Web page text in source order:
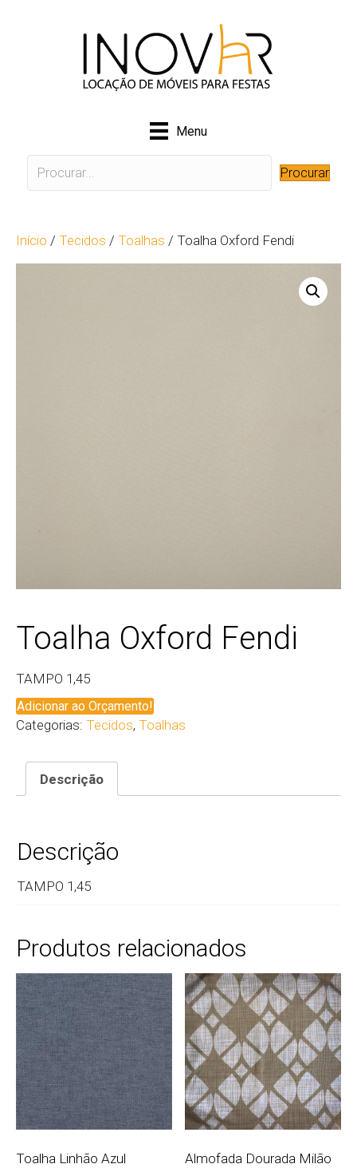
Menu
Procurar
Início / Tecidos / Toalhas / Toalha Oxford Fendi
Toalha Oxford Fendi
TAMPO 1,45
Adicionar ao Orçamento!
Categorias: Tecidos, Toalhas
Descrição
Descrição
TAMPO 1,45
Produtos relacionados
Toalha Linhão Azul
Almofada Dourada Milão